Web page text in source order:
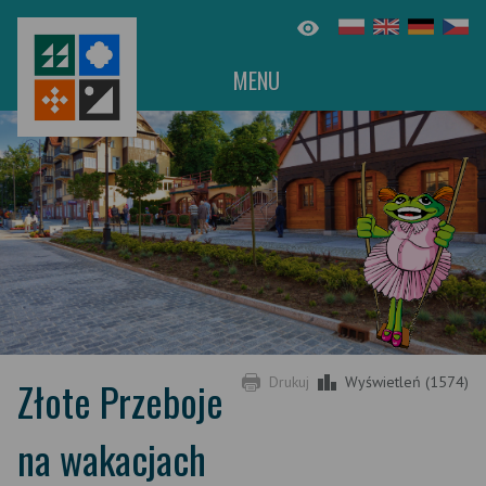
MENU
Drukuj Wyświetleń (1574)
Złote Przeboje
na wakacjach